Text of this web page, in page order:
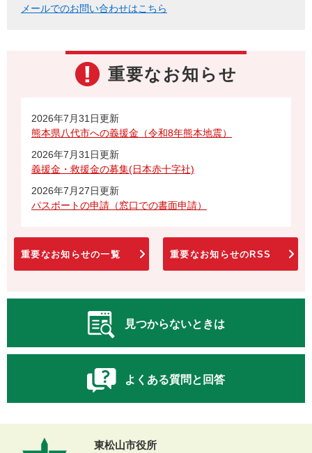
メールでのお問い合わせはこちら
重要なお知らせ
2026年7月31日更新
熊本県八代市への義援金（令和8年熊本地震）
2026年7月31日更新
義援金・救援金の募集(日本赤十字社)
2026年7月27日更新
パスポートの申請（窓口での書面申請）
重要なお知らせの一覧 重要なお知らせのRSS
見つからないときは
よくある質問と回答
東松山市役所